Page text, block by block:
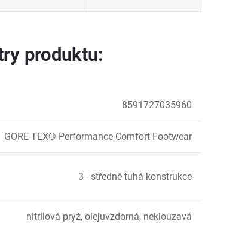
produktu:
8591727035960
GORE-TEX® Performance Comfort Footwear
3 - středně tuhá konstrukce
nitrilová pryž, olejuvzdorná, neklouzavá